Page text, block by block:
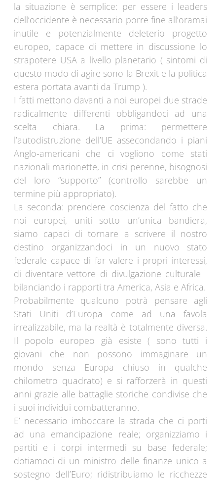
la situazione è semplice: per essere i leaders
dell’occidente è necessario porre fine all’oramai
inutile e potenzialmente deleterio progetto
europeo, capace di mettere in discussione lo
strapotere USA a livello planetario ( sintomi di
questo modo di agire sono la Brexit e la politica
estera portata avanti da Trump ).
I fatti mettono davanti a noi europei due strade
radicalmente differenti obbligandoci ad una
scelta chiara. La prima: permettere
l’autodistruzione dell’UE assecondando i piani
Anglo-americani che ci vogliono come stati
nazionali marionette, in crisi perenne, bisognosi
del loro “supporto” (controllo sarebbe un
termine più appropriato).
La seconda: prendere coscienza del fatto che
noi europei, uniti sotto un’unica bandiera,
siamo capaci di tornare a scrivere il nostro
destino organizzandoci in un nuovo stato
federale capace di far valere i propri interessi,
di diventare vettore di divulgazione culturale
bilanciando i rapporti tra America, Asia e Africa.
Probabilmente qualcuno potrà pensare agli
Stati Uniti d’Europa come ad una favola
irrealizzabile, ma la realtà è totalmente diversa.
Il popolo europeo già esiste ( sono tutti i
giovani che non possono immaginare un
mondo senza Europa chiuso in qualche
chilometro quadrato) e si rafforzerà in questi
anni grazie alle battaglie storiche condivise che
i suoi individui combatteranno.
E’ necessario imboccare la strada che ci porti
ad una emancipazione reale; organizziamo i
partiti e i corpi intermedi su base federale;
dotiamoci di un ministro delle finanze unico a
sostegno dell’Euro; ridistribuiamo le ricchezze